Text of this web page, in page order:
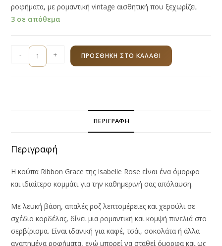
ροφήματα, με ρομαντική vintage αισθητική που ξεχωρίζει.
3 σε απόθεμα
Κούπα
Ribbon
- + ΠΡΟΣΘΉΚΗ ΣΤΟ ΚΑΛΆΘΙ
ΠΕΡΙΓΡΑΦΉ
Περιγραφή
Η κούπα Ribbon Grace της Isabelle Rose είναι ένα όμορφο
και ιδιαίτερο κομμάτι για την καθημερινή σας απόλαυση.
Με λευκή βάση, απαλές ροζ λεπτομέρειες και χερούλι σε
σχέδιο κορδέλας, δίνει μια ρομαντική και κομψή πινελιά στο
σερβίρισμα. Είναι ιδανική για καφέ, τσάι, σοκολάτα ή άλλα
αγαπημένα ροφήματα, ενώ μπορεί να σταθεί όμορφα και ως